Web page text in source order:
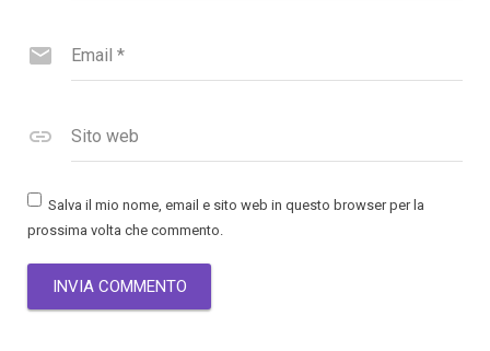
Email *
Sito web
Salva il mio nome, email e sito web in questo browser per la
prossima volta che commento.